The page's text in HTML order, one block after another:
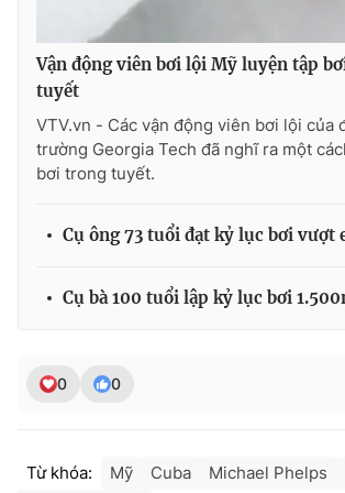
THỜI BÁO VTV
Cơ quan báo chí: Thời báo VTV
Tổng Biên tập:
Tổng đài VTV:024.38 355 931 - 024.38 355
Vận động viên bơi lội Mỹ luyện tập
tuyết
VTV.vn - Các vận động viên bơi lội của
trường Georgia Tech đã nghĩ ra một
bơi trong tuyết.
Cụ ông 73 tuổi đạt kỷ lục bơi vượt
Cụ bà 100 tuổi lập kỷ lục bơi
0 0
Từ khóa: Mỹ Cuba Michael Phelps